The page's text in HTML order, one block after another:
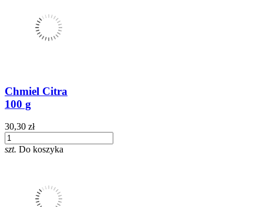
Chmiel Citra
100 g
30,30 zł
szt. Do koszyka